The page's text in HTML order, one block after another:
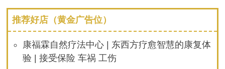
推荐好店（黄金广告位）
康福霖自然疗法中心 | 东西方疗愈智慧的康复体
验 | 接受保险 车祸 工伤